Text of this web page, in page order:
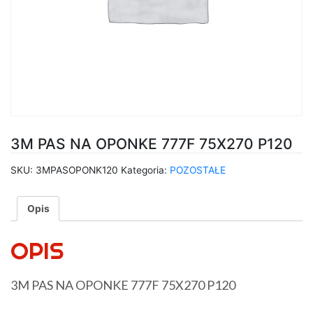
3M PAS NA OPONKE 777F 75X270 P120
SKU: 3MPASOPONK120 Kategoria: POZOSTAŁE
Opis
OPIS
3M PAS NA OPONKE 777F 75X270 P120